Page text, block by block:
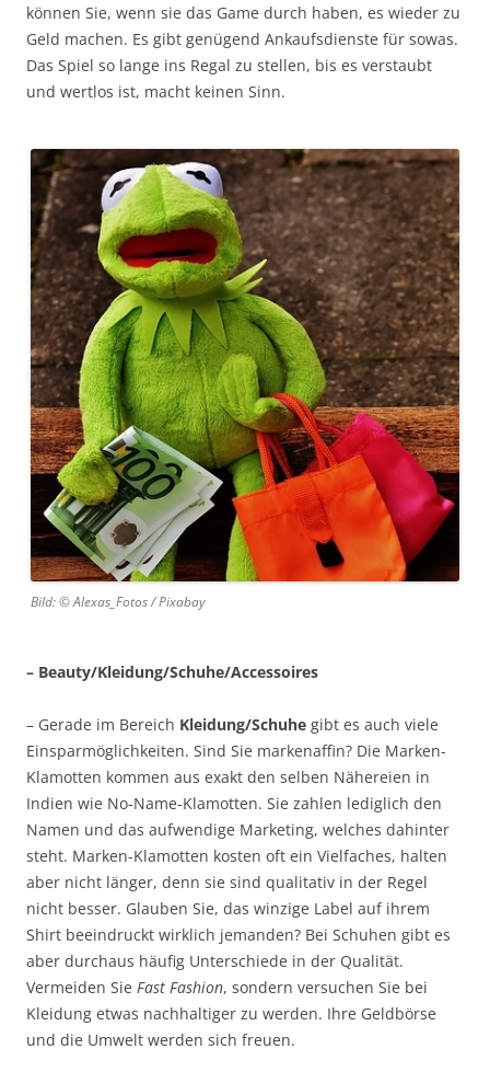
können Sie, wenn sie das Game durch haben, es wieder zu
Geld machen. Es gibt genügend Ankaufsdienste für sowas.
Das Spiel so lange ins Regal zu stellen, bis es verstaubt
und wertlos ist, macht keinen Sinn.
Bild: © Alexas_Fotos / Pixabay
– Beauty/Kleidung/Schuhe/Accessoires
– Gerade im Bereich Kleidung/Schuhe gibt es auch viele
Einsparmöglichkeiten. Sind Sie markenaffin? Die Marken-
Klamotten kommen aus exakt den selben Nähereien in
Indien wie No-Name-Klamotten. Sie zahlen lediglich den
Namen und das aufwendige Marketing, welches dahinter
steht. Marken-Klamotten kosten oft ein Vielfaches, halten
aber nicht länger, denn sie sind qualitativ in der Regel
nicht besser. Glauben Sie, das winzige Label auf ihrem
Shirt beeindruckt wirklich jemanden? Bei Schuhen gibt es
aber durchaus häufig Unterschiede in der Qualität.
Vermeiden Sie Fast Fashion, sondern versuchen Sie bei
Kleidung etwas nachhaltiger zu werden. Ihre Geldbörse
und die Umwelt werden sich freuen.